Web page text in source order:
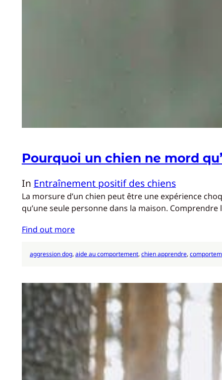
Pourquoi un chien ne mord
In Entraînement positif des chiens
La morsure d’un chien peut être une expérience
qu’une seule personne dans la maison.
Find out more
aggression dog, aide au comportement, chien apprendre,